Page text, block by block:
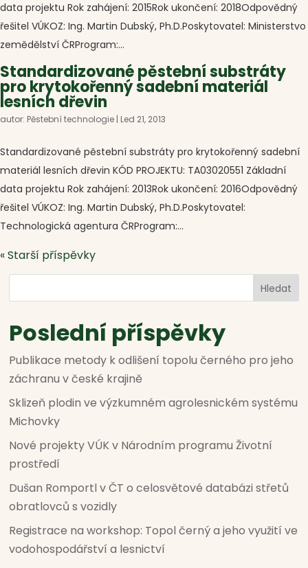
data projektu Rok zahájení: 2015Rok ukončení: 2018Odpovědný
řešitel VÚKOZ: Ing. Martin Dubský, Ph.D.Poskytovatel: Ministerstvo
zemědělství ČRProgram:...
Standardizované pěstební substráty
pro krytokořenný sadební materiál
lesních dřevin
autor: Pěstební technologie | Led 21, 2013
Standardizované pěstební substráty pro krytokořenný sadební
materiál lesních dřevin KÓD PROJEKTU: TA03020551 Základní
data projektu Rok zahájení: 2013Rok ukončení: 2016Odpovědný
řešitel VÚKOZ: Ing. Martin Dubský, Ph.D.Poskytovatel:
Technologická agentura ČRProgram:...
« Starší příspěvky
Hledat
Poslední příspěvky
Publikace metody k odlišení topolu černého pro jeho
záchranu v české krajině
Sklizeň plodin ve výzkumném agrolesnickém systému
Michovky
Nové projekty VÚK v Národním programu Životní
prostředí
Dušan Romportl v ČT o celosvětové databázi střetů
obratlovců s vozidly
Registrace na workshop: Topol černý a jeho využití ve
vodohospodářství a lesnictví